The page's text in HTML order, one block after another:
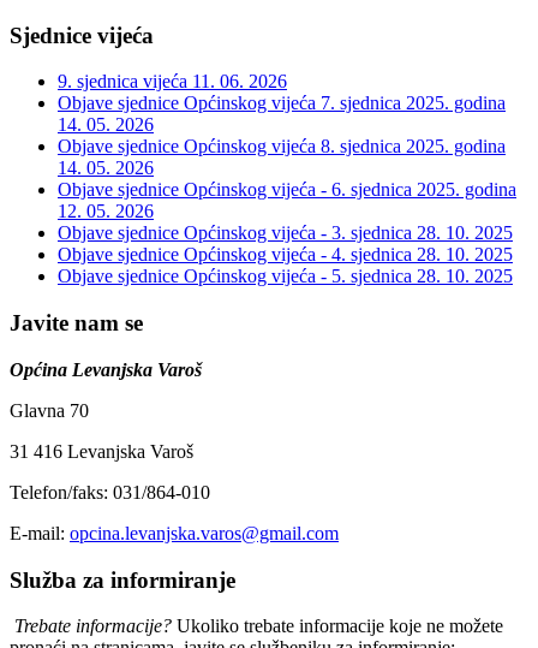
Sjednice vijeća
9. sjednica vijeća 11. 06. 2026
Objave sjednice Općinskog vijeća 7. sjednica 2025. godina
14. 05. 2026
Objave sjednice Općinskog vijeća 8. sjednica 2025. godina
14. 05. 2026
Objave sjednice Općinskog vijeća - 6. sjednica 2025. godina
12. 05. 2026
Objave sjednice Općinskog vijeća - 3. sjednica 28. 10. 2025
Objave sjednice Općinskog vijeća - 4. sjednica 28. 10. 2025
Objave sjednice Općinskog vijeća - 5. sjednica 28. 10. 2025
Javite nam se
Općina Levanjska Varoš
Glavna 70
31 416 Levanjska Varoš
Telefon/faks: 031/864-010
E-mail: opcina.levanjska.varos@gmail.com
Služba za informiranje
Trebate informacije? Ukoliko trebate informacije koje ne možete